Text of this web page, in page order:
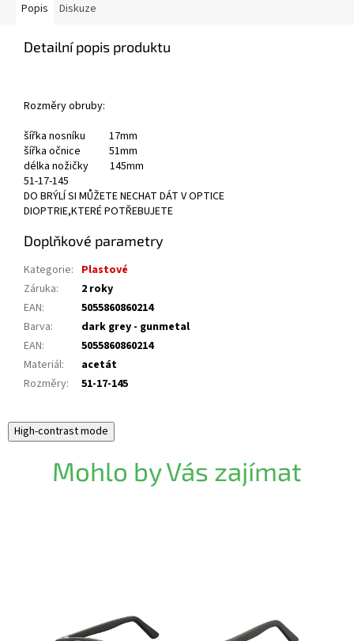
Popis Diskuze
Detailní popis produktu
Rozměry obruby:
šířka nosníku 17mm
šířka očnice 51mm
délka nožičky 145mm
51-17-145
DO BRÝLÍ SI MŮŽETE NECHAT DÁT V OPTICE
DIOPTRIE,KTERÉ POTŘEBUJETE
Doplňkové parametry
Kategorie: Plastové
Záruka:
2 roky
EAN:
5055860860214
Barva:
dark grey - gunmetal
EAN:
5055860860214
Materiál:
acetát
Rozměry: 51-17-145
High-contrast mode
Mohlo by Vás zajímat